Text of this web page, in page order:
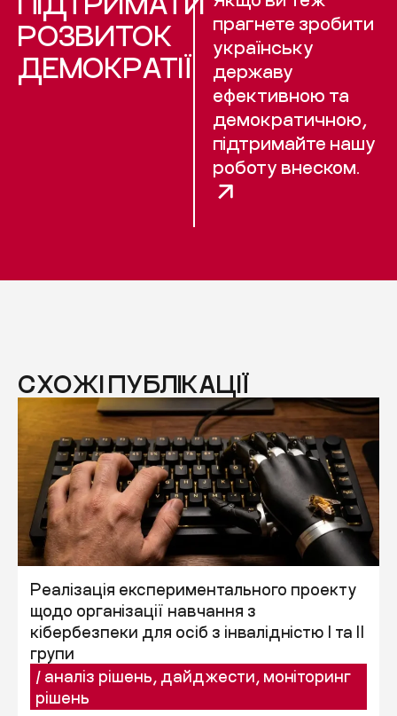
РОЗВИТОК
ДЕМОКРАТІЇ
прагнете зробити
українську
державу
ефективною та
демократичною,
підтримайте нашу
роботу внеском.
СХОЖІ ПУБЛІКАЦІЇ
Реалізація експериментального проекту
щодо організації навчання з
кібербезпеки для осіб з інвалідністю I та II
групи
/ аналіз рішень, дайджести, моніторинг
рішень